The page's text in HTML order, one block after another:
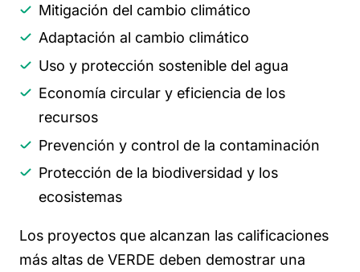
Mitigación del cambio climático
Adaptación al cambio climático
Uso y protección sostenible del agua
Economía circular y eficiencia de los
recursos
Prevención y control de la contaminación
Protección de la biodiversidad y los
ecosistemas
Los proyectos que alcanzan las calificaciones
más altas de VERDE deben demostrar una